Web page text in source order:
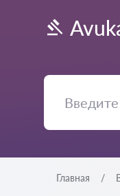
Главная